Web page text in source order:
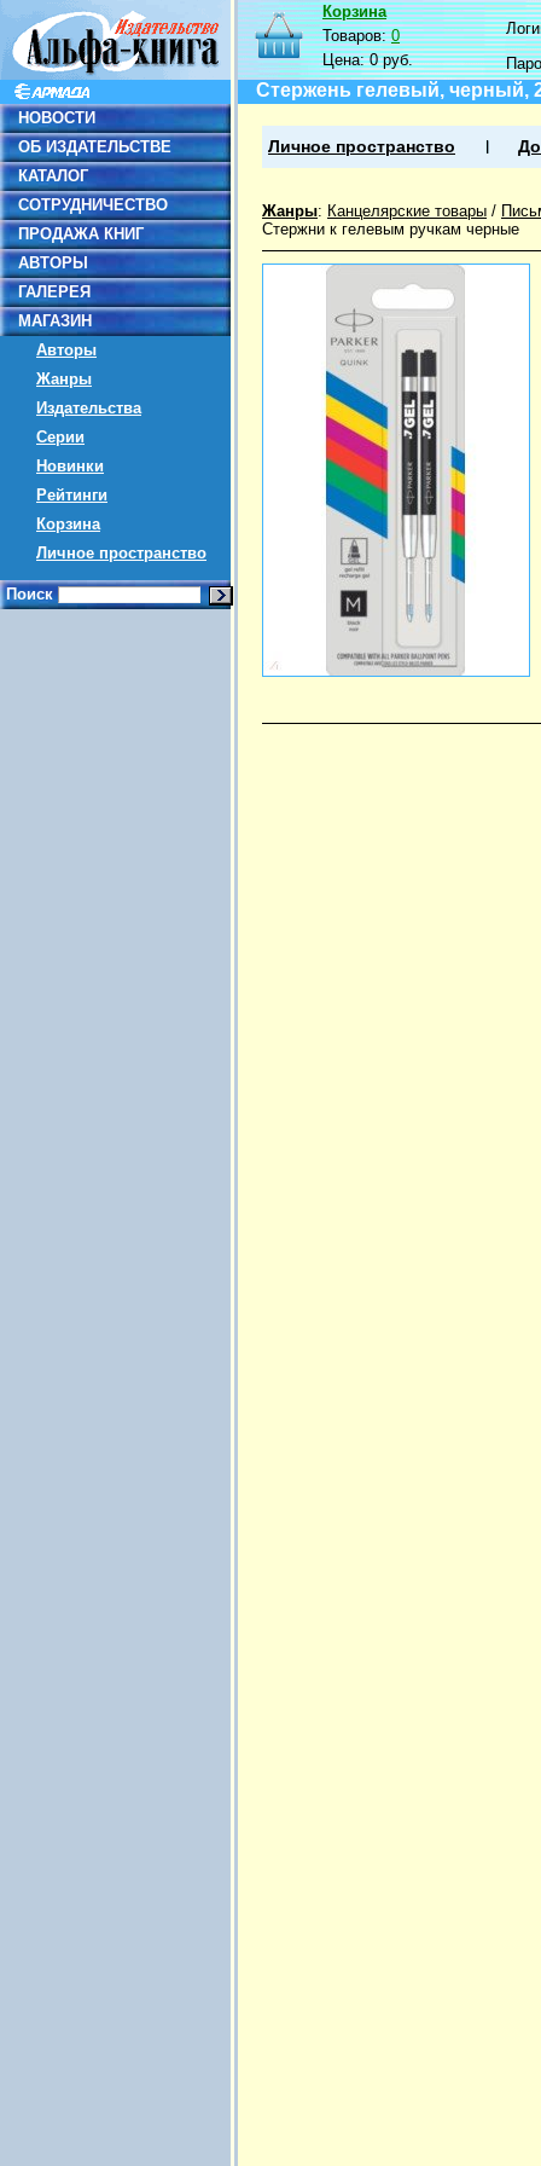
НОВОСТИ
ОБ ИЗДАТЕЛЬСТВЕ
КАТАЛОГ
СОТРУДНИЧЕСТВО
ПРОДАЖА КНИГ
АВТОРЫ
ГАЛЕРЕЯ
МАГАЗИН
Авторы
Жанры
Издательства
Серии
Новинки
Рейтинги
Корзина
Личное пространство
Поиск
Корзина
Товаров:0
Цена:0 руб.
Стержень гелевый, черный,
Личное пространство
Жанры: Канцелярские товары /
Стержни к гелевым ручкам черные